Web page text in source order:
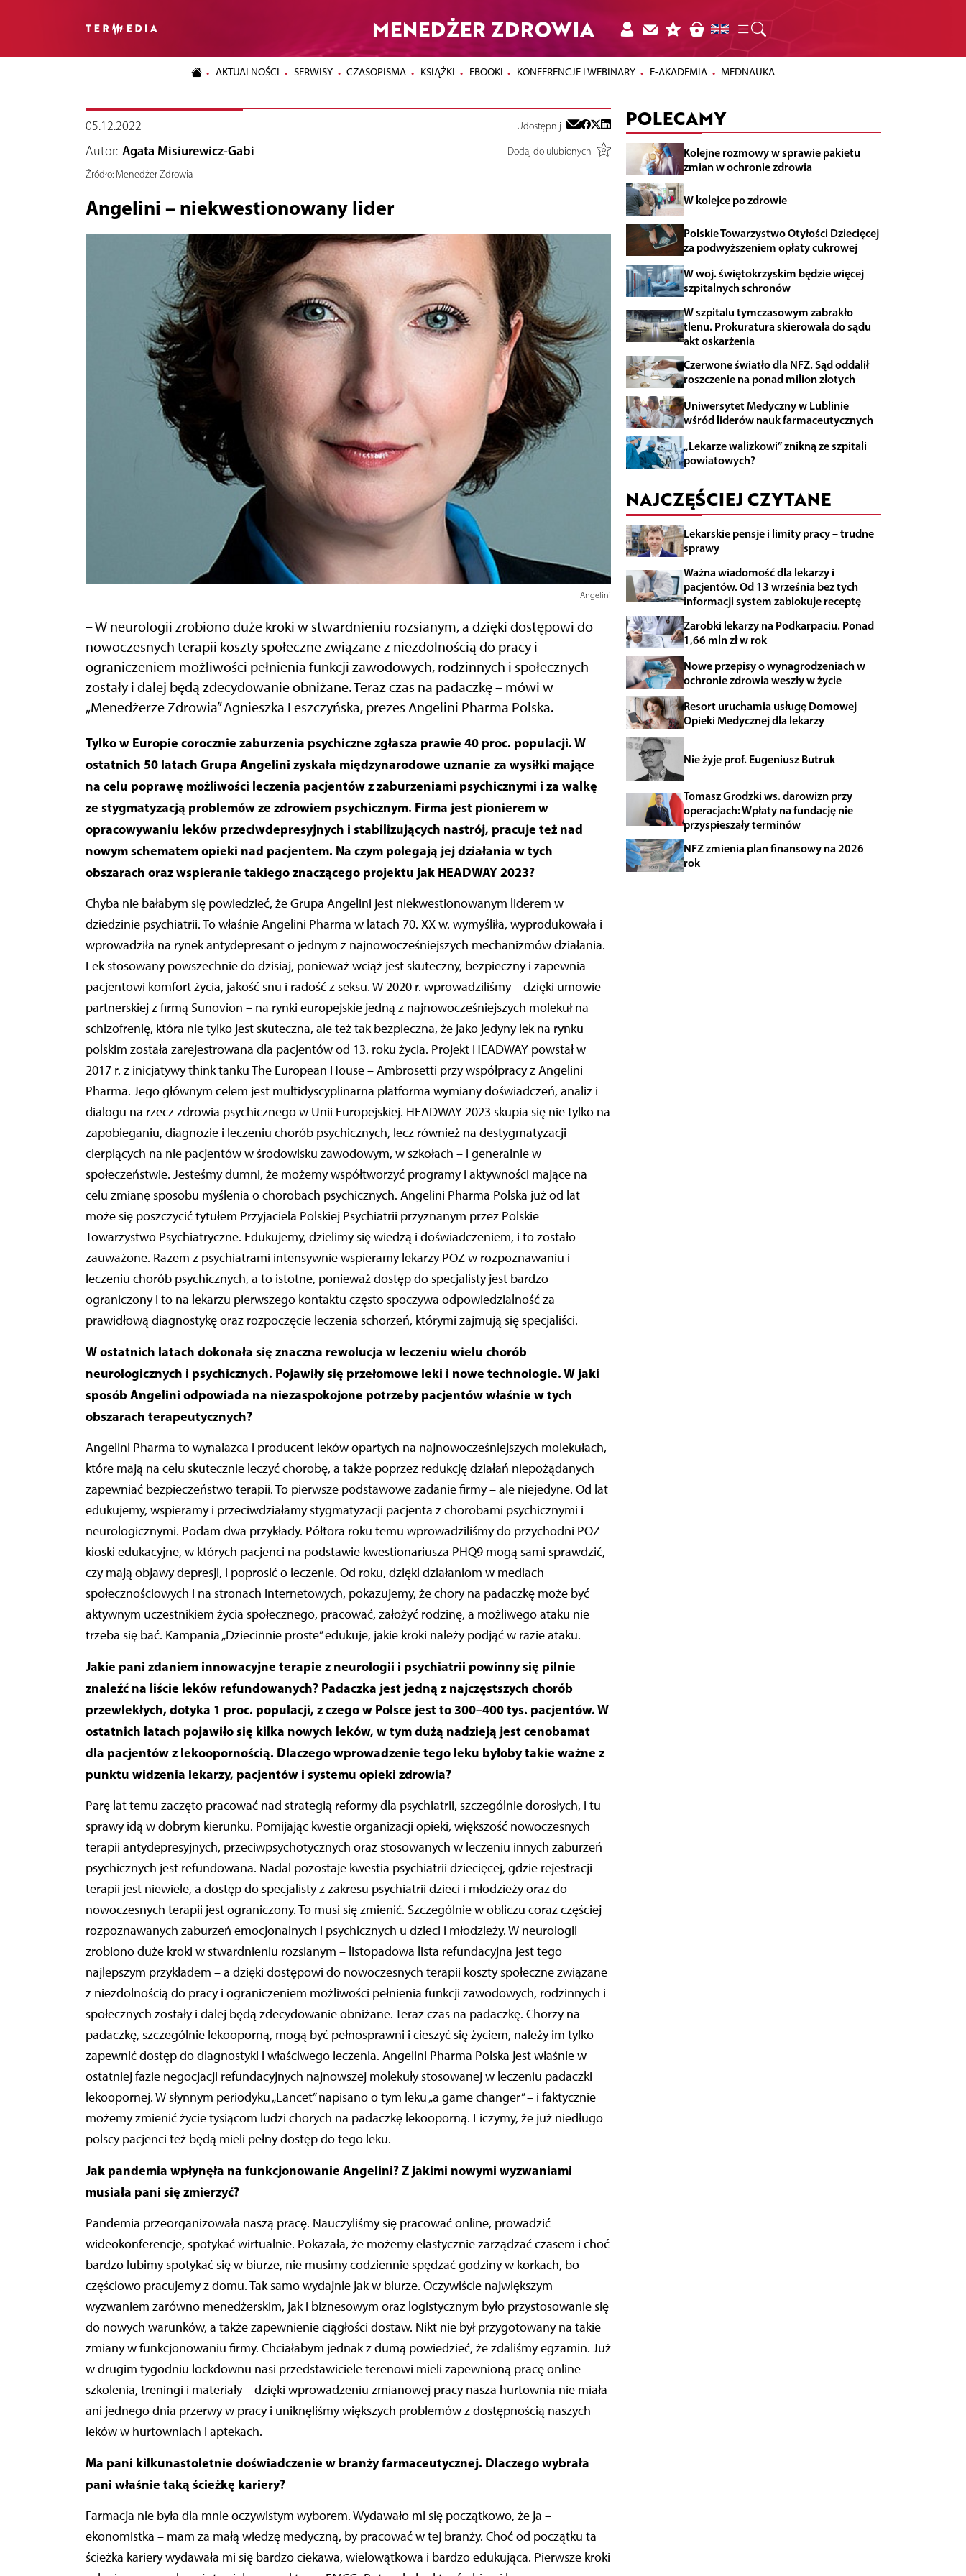
MENEDŻER ZDROWIA
AKTUALNOŚCI SERWISY CZASOPISMA KSIĄŻKI EBOOKI KONFERENCJE I WEBINARY E-AKADEMIA MEDNAUKA
05.12.2022 Udostępnij
Autor: Agata Misiurewicz-Gabi
Dodaj do ulubionych
Źródło:Menedżer Zdrowia
Angelini – niekwestionowany lider
Angelini
– W neurologii zrobiono duże kroki w stwardnieniu rozsianym, a dzięki dostępowi do
nowoczesnych terapii koszty społeczne związane z niezdolnością do pracy i
ograniczeniem możliwości pełnienia funkcji zawodowych, rodzinnych i społecznych
zostały i dalej będą zdecydowanie obniżane. Teraz czas na padaczkę – mówi w
„Menedżerze Zdrowia” Agnieszka Leszczyńska, prezes Angelini Pharma Polska.
Tylko w Europie corocznie zaburzenia psychiczne zgłasza prawie 40 proc. populacji. W
ostatnich 50 latach Grupa Angelini zyskała międzynarodowe uznanie za wysiłki mające
na celu poprawę możliwości leczenia pacjentów z zaburzeniami psychicznymi i za walkę
ze stygmatyzacją problemów ze zdrowiem psychicznym. Firma jest pionierem w
opracowywaniu leków przeciwdepresyjnych i stabilizujących nastrój, pracuje też nad
nowym schematem opieki nad pacjentem. Na czym polegają jej działania w tych
obszarach oraz wspieranie takiego znaczącego projektu jak HEADWAY 2023?
Chyba nie bałabym się powiedzieć, że Grupa Angelini jest niekwestionowanym liderem w
dziedzinie psychiatrii. To właśnie Angelini Pharma w latach 70. XX w. wymyśliła, wyprodukowała i
wprowadziła na rynek antydepresant o jednym z najnowocześniejszych mechanizmów działania.
Lek stosowany powszechnie do dzisiaj, ponieważ wciąż jest skuteczny, bezpieczny i zapewnia
pacjentowi komfort życia, jakość snu i radość z seksu. W 2020 r. wprowadziliśmy – dzięki umowie
partnerskiej z firmą Sunovion – na rynki europejskie jedną z najnowocześniejszych molekuł na
schizofrenię, która nie tylko jest skuteczna, ale też tak bezpieczna, że jako jedyny lek na rynku
polskim została zarejestrowana dla pacjentów od 13. roku życia. Projekt HEADWAY powstał w
2017 r. z inicjatywy think tanku The European House – Ambrosetti przy współpracy z Angelini
Pharma. Jego głównym celem jest multidyscyplinarna platforma wymiany doświadczeń, analiz i
dialogu na rzecz zdrowia psychicznego w Unii Europejskiej. HEADWAY 2023 skupia się nie tylko na
zapobieganiu, diagnozie i leczeniu chorób psychicznych, lecz również na destygmatyzacji
cierpiących na nie pacjentów w środowisku zawodowym, w szkołach – i generalnie w
społeczeństwie. Jesteśmy dumni, że możemy współtworzyć programy i aktywności mające na
celu zmianę sposobu myślenia o chorobach psychicznych. Angelini Pharma Polska już od lat
może się poszczycić tytułem Przyjaciela Polskiej Psychiatrii przyznanym przez Polskie
Towarzystwo Psychiatryczne. Edukujemy, dzielimy się wiedzą i doświadczeniem, i to zostało
zauważone. Razem z psychiatrami intensywnie wspieramy lekarzy POZ w rozpoznawaniu i
leczeniu chorób psychicznych, a to istotne, ponieważ dostęp do specjalisty jest bardzo
ograniczony i to na lekarzu pierwszego kontaktu często spoczywa odpowiedzialność za
prawidłową diagnostykę oraz rozpoczęcie leczenia schorzeń, którymi zajmują się specjaliści.
W ostatnich latach dokonała się znaczna rewolucja w leczeniu wielu chorób
neurologicznych i psychicznych. Pojawiły się przełomowe leki i nowe technologie. W jaki
sposób Angelini odpowiada na niezaspokojone potrzeby pacjentów właśnie w tych
obszarach terapeutycznych?
Angelini Pharma to wynalazca i producent leków opartych na najnowocześniejszych molekułach,
które mają na celu skutecznie leczyć chorobę, a także poprzez redukcję działań niepożądanych
zapewniać bezpieczeństwo terapii. To pierwsze podstawowe zadanie firmy – ale niejedyne. Od lat
edukujemy, wspieramy i przeciwdziałamy stygmatyzacji pacjenta z chorobami psychicznymi i
neurologicznymi. Podam dwa przykłady. Półtora roku temu wprowadziliśmy do przychodni POZ
kioski edukacyjne, w których pacjenci na podstawie kwestionariusza PHQ9 mogą sami sprawdzić,
czy mają objawy depresji, i poprosić o leczenie. Od roku, dzięki działaniom w mediach
społecznościowych i na stronach internetowych, pokazujemy, że chory na padaczkę może być
aktywnym uczestnikiem życia społecznego, pracować, założyć rodzinę, a możliwego ataku nie
trzeba się bać. Kampania „Dziecinnie proste” edukuje, jakie kroki należy podjąć w razie ataku.
Jakie pani zdaniem innowacyjne terapie z neurologii i psychiatrii powinny się pilnie
znaleźć na liście leków refundowanych? Padaczka jest jedną z najczęstszych chorób
przewlekłych, dotyka 1 proc. populacji, z czego w Polsce jest to 300–400 tys. pacjentów. W
ostatnich latach pojawiło się kilka nowych leków, w tym dużą nadzieją jest cenobamat
dla pacjentów z lekoopornością. Dlaczego wprowadzenie tego leku byłoby takie ważne z
punktu widzenia lekarzy, pacjentów i systemu opieki zdrowia?
Parę lat temu zaczęto pracować nad strategią reformy dla psychiatrii, szczególnie dorosłych, i tu
sprawy idą w dobrym kierunku. Pomijając kwestie organizacji opieki, większość nowoczesnych
terapii antydepresyjnych, przeciwpsychotycznych oraz stosowanych w leczeniu innych zaburzeń
psychicznych jest refundowana. Nadal pozostaje kwestia psychiatrii dziecięcej, gdzie rejestracji
terapii jest niewiele, a dostęp do specjalisty z zakresu psychiatrii dzieci i młodzieży oraz do
nowoczesnych terapii jest ograniczony. To musi się zmienić. Szczególnie w obliczu coraz częściej
rozpoznawanych zaburzeń emocjonalnych i psychicznych u dzieci i młodzieży. W neurologii
zrobiono duże kroki w stwardnieniu rozsianym – listopadowa lista refundacyjna jest tego
najlepszym przykładem – a dzięki dostępowi do nowoczesnych terapii koszty społeczne związane
z niezdolnością do pracy i ograniczeniem możliwości pełnienia funkcji zawodowych, rodzinnych i
społecznych zostały i dalej będą zdecydowanie obniżane. Teraz czas na padaczkę. Chorzy na
padaczkę, szczególnie lekooporną, mogą być pełnosprawni i cieszyć się życiem, należy im tylko
zapewnić dostęp do diagnostyki i właściwego leczenia. Angelini Pharma Polska jest właśnie w
ostatniej fazie negocjacji refundacyjnych najnowszej molekuły stosowanej w leczeniu padaczki
lekoopornej. W słynnym periodyku „Lancet” napisano o tym leku „a game changer” – i faktycznie
możemy zmienić życie tysiącom ludzi chorych na padaczkę lekooporną. Liczymy, że już niedługo
polscy pacjenci też będą mieli pełny dostęp do tego leku.
Jak pandemia wpłynęła na funkcjonowanie Angelini? Z jakimi nowymi wyzwaniami
musiała pani się zmierzyć?
Pandemia przeorganizowała naszą pracę. Nauczyliśmy się pracować online, prowadzić
wideokonferencje, spotykać wirtualnie. Pokazała, że możemy elastycznie zarządzać czasem i choć
bardzo lubimy spotykać się w biurze, nie musimy codziennie spędzać godziny w korkach, bo
częściowo pracujemy z domu. Tak samo wydajnie jak w biurze. Oczywiście największym
wyzwaniem zarówno menedżerskim, jak i biznesowym oraz logistycznym było przystosowanie się
do nowych warunków, a także zapewnienie ciągłości dostaw. Nikt nie był przygotowany na takie
zmiany w funkcjonowaniu firmy. Chciałabym jednak z dumą powiedzieć, że zdaliśmy egzamin. Już
w drugim tygodniu lockdownu nasi przedstawiciele terenowi mieli zapewnioną pracę online –
szkolenia, treningi i materiały – dzięki wprowadzeniu zmianowej pracy nasza hurtownia nie miała
ani jednego dnia przerwy w pracy i uniknęliśmy większych problemów z dostępnością naszych
leków w hurtowniach i aptekach.
Ma pani kilkunastoletnie doświadczenie w branży farmaceutycznej. Dlaczego wybrała
pani właśnie taką ścieżkę kariery?
Farmacja nie była dla mnie oczywistym wyborem. Wydawało mi się początkowo, że ja –
ekonomistka – mam za małą wiedzę medyczną, by pracować w tej branży. Choć od początku ta
ścieżka kariery wydawała mi się bardzo ciekawa, wielowątkowa i bardzo edukująca. Pierwsze kroki
POLECAMY
Kolejne rozmowy w sprawie pakietu
zmian w ochronie zdrowia
W kolejce po zdrowie
Polskie Towarzystwo Otyłości Dziecięcej
za podwyższeniem opłaty cukrowej
W woj. świętokrzyskim będzie więcej
szpitalnych schronów
W szpitalu tymczasowym zabrakło
tlenu. Prokuratura skierowała do sądu
akt oskarżenia
Czerwone światło dla NFZ. Sąd oddalił
roszczenie na ponad milion złotych
Uniwersytet Medyczny w Lublinie
wśród liderów nauk farmaceutycznych
„Lekarze walizkowi” znikną ze szpitali
powiatowych?
NAJCZĘŚCIEJ CZYTANE
Lekarskie pensje i limity pracy – trudne
sprawy
Ważna wiadomość dla lekarzy i
pacjentów. Od 13 września bez tych
informacji system zablokuje receptę
Zarobki lekarzy na Podkarpaciu. Ponad
1,66 mln zł w rok
Nowe przepisy o wynagrodzeniach w
ochronie zdrowia weszły w życie
Resort uruchamia usługę Domowej
Opieki Medycznej dla lekarzy
Nie żyje prof. Eugeniusz Butruk
Tomasz Grodzki ws. darowizn przy
operacjach: Wpłaty na fundację nie
przyspieszały terminów
NFZ zmienia plan finansowy na 2026
rok